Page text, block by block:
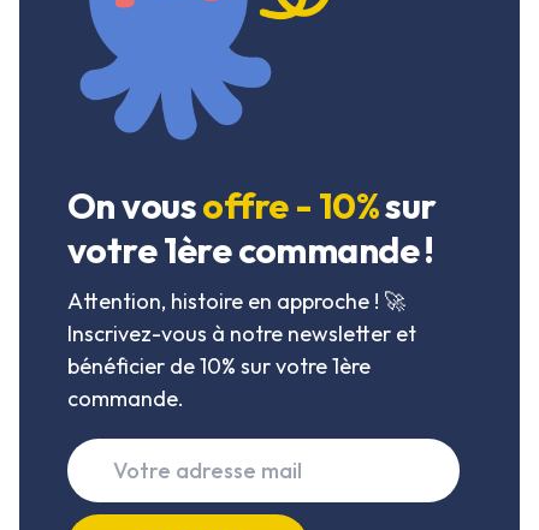
On vousoffre - 10%sur
votre 1ère commande !
Attention, histoire en approche ! 🚀
Inscrivez-vous à notre newsletter et
bénéficier de 10% sur votre 1ère
commande.